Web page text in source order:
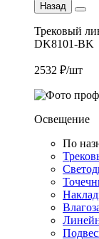
Назад
Трековый
DK8101-BK
2532 ₽/шт
Освещение
По